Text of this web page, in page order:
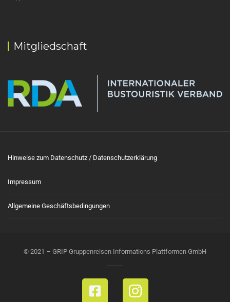
Mitgliedschaft
Hinweise zum Datenschutz / Datenschutzerklärung
Impressum
Allgemeine Geschäftsbedingungen
© 2021 – GRIP Gruppenreisen Informations Plattformen GmbH